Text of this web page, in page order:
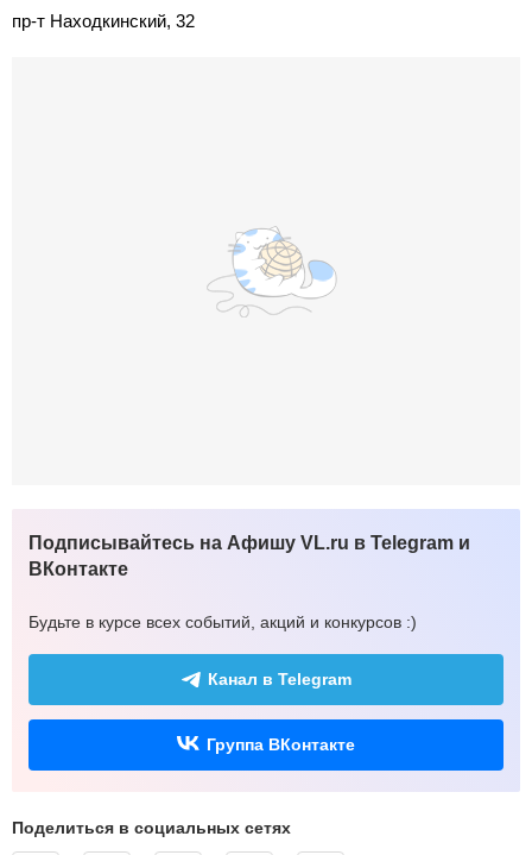
пр-т Находкинский, 32
Подписывайтесь на Афишу VL.ru в Telegram и
ВКонтакте
Будьте в курсе всех событий, акций и конкурсов :)
Канал в Telegram
Группа ВКонтакте
Поделиться в социальных сетях